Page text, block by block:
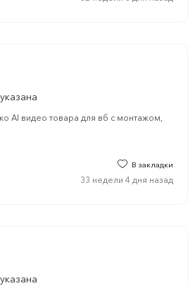
AI видео товара для вб с монтажом,
В закладки
33 недели 4 дня назад